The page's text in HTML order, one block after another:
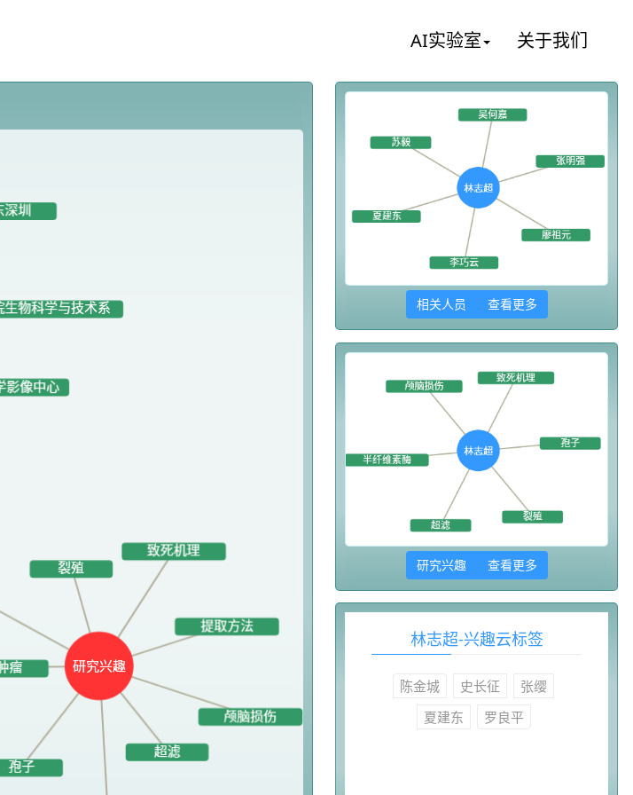
AI实验室 关于我们
相关人员 查看更多
研究兴趣 查看更多
林志超-兴趣云标签
陈金城 史长征
张缨
夏建东
罗良平